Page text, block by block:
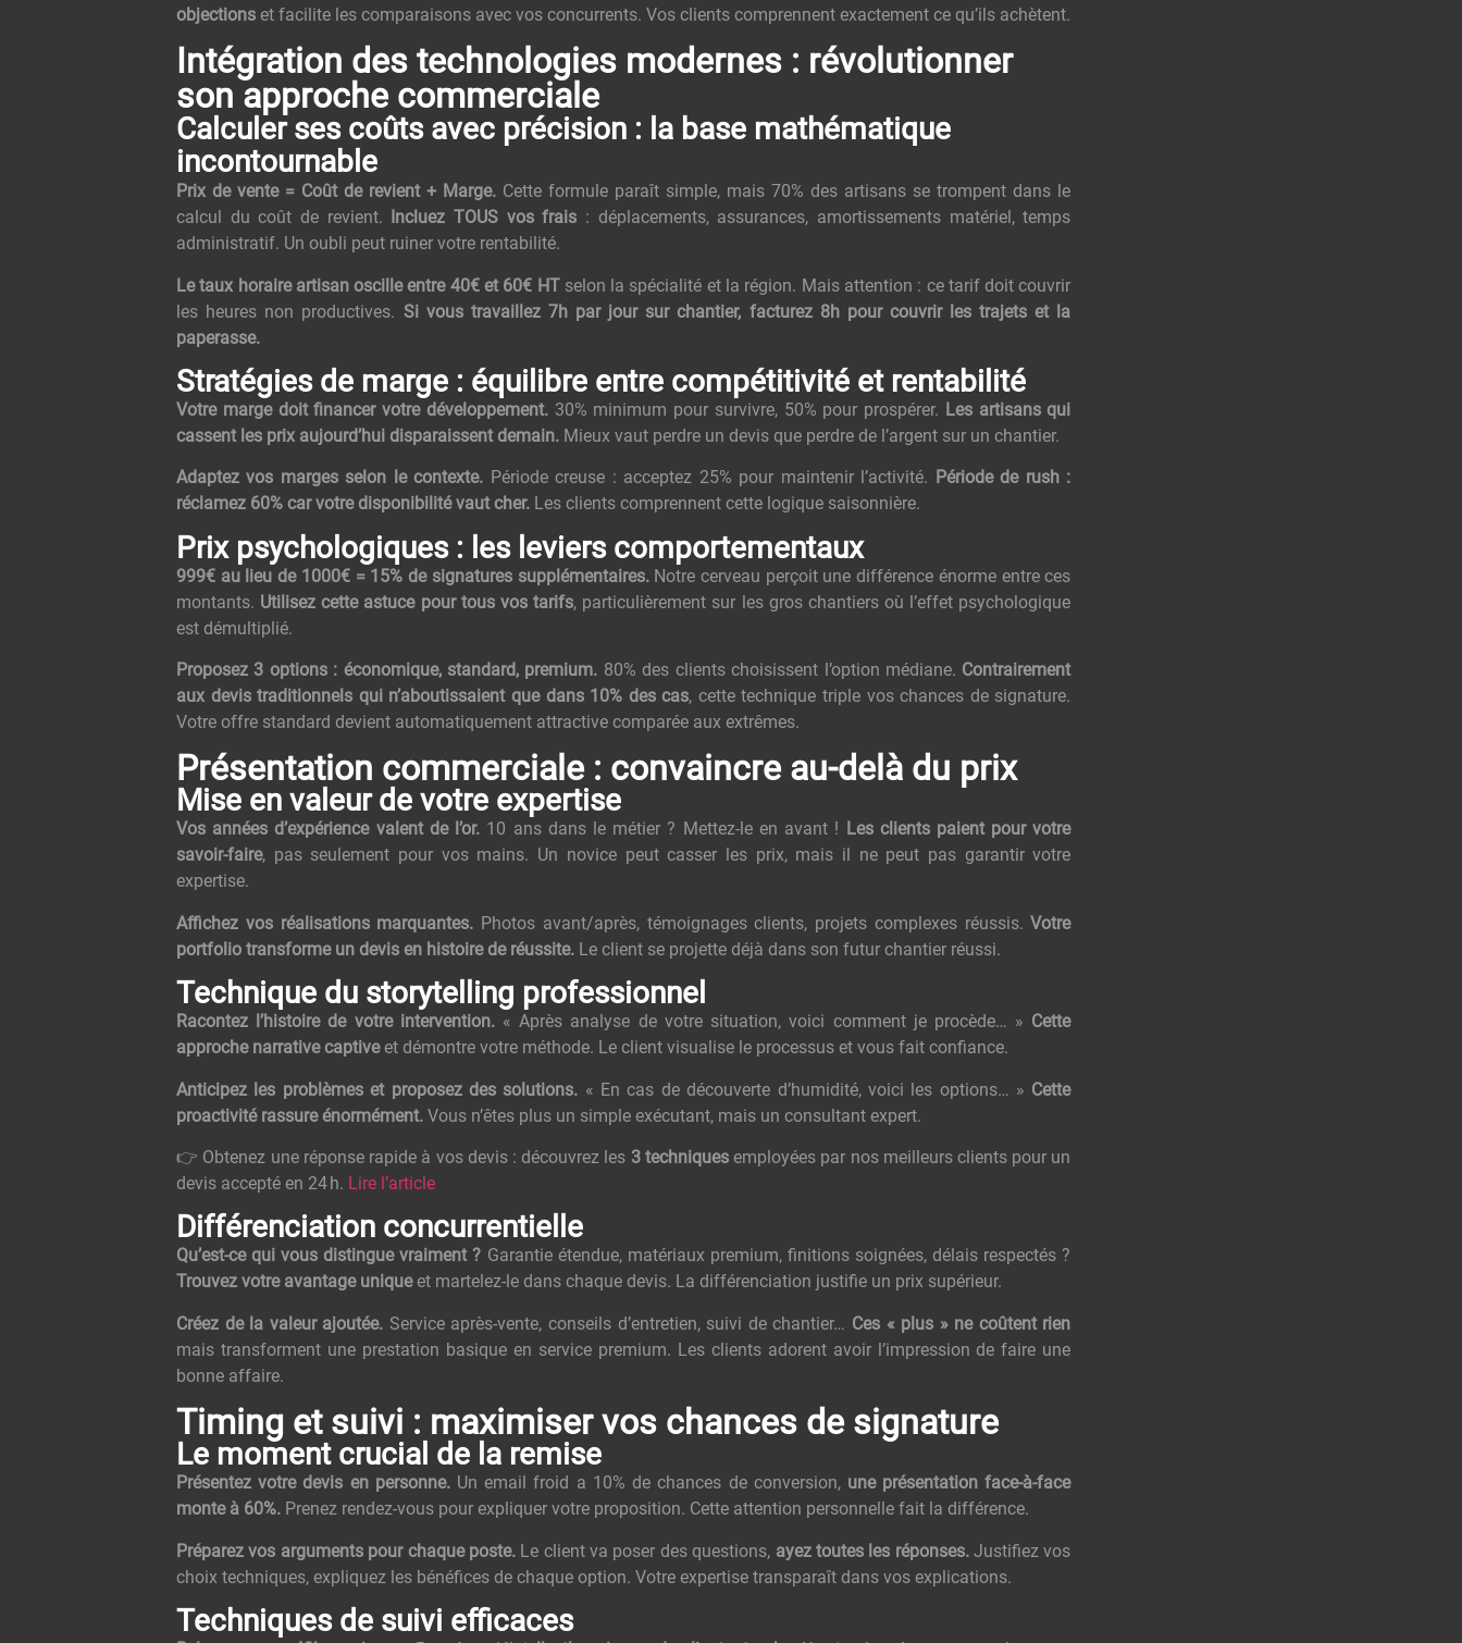
objections et facilite les comparaisons avec vos concurrents. Vos clients comprennent exactement ce qu’ils achètent.
Intégration des technologies modernes : révolutionner
son approche commerciale
Calculer ses coûts avec précision : la base mathématique
incontournable
Prix de vente = Coût de revient + Marge. Cette formule paraît simple, mais 70% des artisans se trompent dans le
calcul du coût de revient. Incluez TOUS vos frais : déplacements, assurances, amortissements matériel, temps
administratif. Un oubli peut ruiner votre rentabilité.
Le taux horaire artisan oscille entre 40€ et 60€ HTselon la spécialité et la région. Mais attention : ce tarif doit couvrir
les heures non productives. Si vous travaillez 7h par jour sur chantier, facturez 8h pour couvrir les trajets et la
paperasse.
Stratégies de marge : équilibre entre compétitivité et rentabilité
Votre marge doit financer votre développement.30% minimum pour survivre, 50% pour prospérer. Les artisans qui
cassent les prix aujourd’hui disparaissent demain. Mieux vaut perdre un devis que perdre de l’argent sur un chantier.
Adaptez vos marges selon le contexte. Période creuse : acceptez 25% pour maintenir l’activité. Période de rush :
réclamez 60% car votre disponibilité vaut cher. Les clients comprennent cette logique saisonnière.
Prix psychologiques : les leviers comportementaux
999€ au lieu de 1000€ = 15% de signatures supplémentaires.Notre cerveau perçoit une différence énorme entre ces
montants. Utilisez cette astuce pour tous vos tarifs, particulièrement sur les gros chantiers où l’effet psychologique
est démultiplié.
Proposez 3 options : économique, standard, premium. 80% des clients choisissent l’option médiane. Contrairement
aux devis traditionnels qui n’aboutissaient que dans 10% des cas, cette technique triple vos chances de signature.
Votre offre standard devient automatiquement attractive comparée aux extrêmes.
Présentation commerciale : convaincre au-delà du prix
Mise en valeur de votre expertise
Vos années d’expérience valent de l’or. 10 ans dans le métier ? Mettez-le en avant ! Les clients paient pour votre
savoir-faire, pas seulement pour vos mains. Un novice peut casser les prix, mais il ne peut pas garantir votre
expertise.
Affichez vos réalisations marquantes. Photos avant/après, témoignages clients, projets complexes réussis.Votre
portfolio transforme un devis en histoire de réussite. Le client se projette déjà dans son futur chantier réussi.
Technique du storytelling professionnel
Racontez l’histoire de votre intervention.« Après analyse de votre situation, voici comment je procède… » Cette
approche narrative captiveet démontre votre méthode. Le client visualise le processus et vous fait confiance.
Anticipez les problèmes et proposez des solutions. « En cas de découverte d’humidité, voici les options… » Cette
proactivité rassure énormément. Vous n’êtes plus un simple exécutant, mais un consultant expert.
👉 Obtenez une réponse rapide à vos devis : découvrez les 3 techniquesemployées par nos meilleurs clients pour un
devis accepté en 24 h. Lire l’article
Différenciation concurrentielle
Qu’est-ce qui vous distingue vraiment ? Garantie étendue, matériaux premium, finitions soignées, délais respectés ?
Trouvez votre avantage uniqueet martelez-le dans chaque devis. La différenciation justifie un prix supérieur.
Créez de la valeur ajoutée. Service après-vente, conseils d’entretien, suivi de chantier… Ces « plus » ne coûtent rien
mais transforment une prestation basique en service premium. Les clients adorent avoir l’impression de faire une
bonne affaire.
Timing et suivi : maximiser vos chances de signature
Le moment crucial de la remise
Présentez votre devis en personne.Un email froid a 10% de chances de conversion, une présentation face-à-face
monte à 60%. Prenez rendez-vous pour expliquer votre proposition. Cette attention personnelle fait la différence.
Préparez vos arguments pour chaque poste.Le client va poser des questions, ayez toutes les réponses.Justifiez vos
choix techniques, expliquez les bénéfices de chaque option. Votre expertise transparaît dans vos explications.
Techniques de suivi efficaces